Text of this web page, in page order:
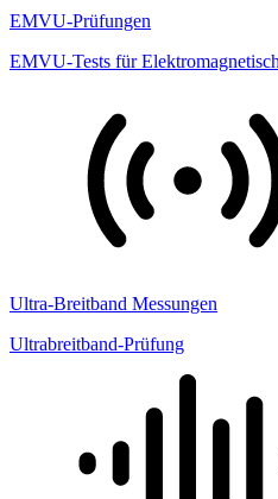
EMVU-Prüfungen
EMVU-Tests für
Ultra-Breitband Messungen
Ultrabreitband-Prüfung